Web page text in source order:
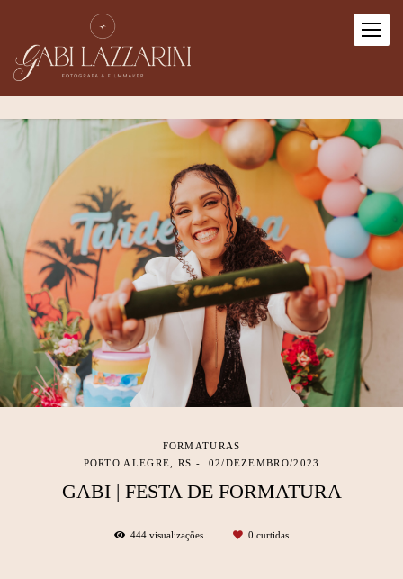
FORMATURAS
PORTO ALEGRE, RS
02/DEZEMBRO/2023
GABI | FESTA DE FORMATURA
444 visualizações 0 curtidas